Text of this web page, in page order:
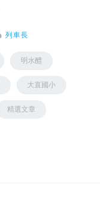
列車長
明水醴
大直國小
精選文章